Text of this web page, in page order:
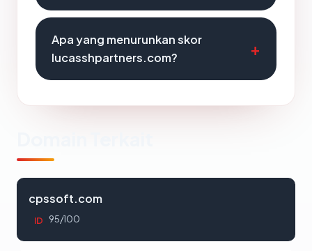
Apa yang menurunkan skor
lucasshpartners.com?
cpssoft.com
ID 95/100